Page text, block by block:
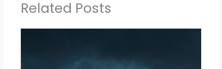
Related Posts